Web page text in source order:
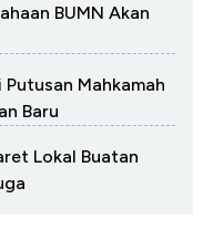
BUMN Akan
Mahkamah
Baru
Lokal Buatan